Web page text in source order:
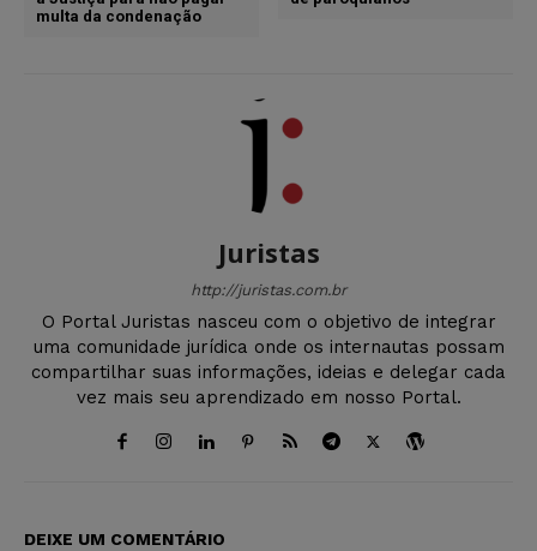
multa da condenação
Juristas
http://juristas.com.br
O Portal Juristas nasceu com o objetivo de integrar
uma comunidade jurídica onde os internautas possam
compartilhar suas informações, ideias e delegar cada
vez mais seu aprendizado em nosso Portal.
DEIXE UM COMENTÁRIO